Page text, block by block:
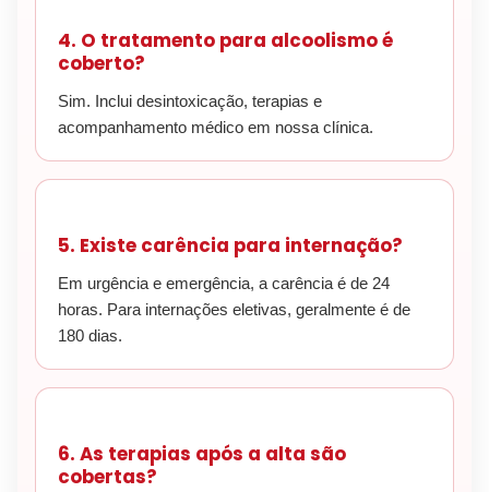
4. O tratamento para alcoolismo é
coberto?
Sim. Inclui desintoxicação, terapias e
acompanhamento médico em nossa clínica.
5. Existe carência para internação?
Em urgência e emergência, a carência é de 24
horas. Para internações eletivas, geralmente é de
180 dias.
6. As terapias após a alta são
cobertas?